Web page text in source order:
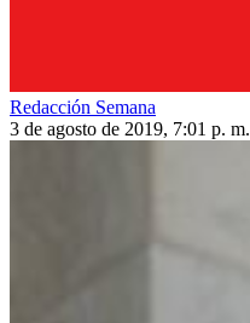
Redacción Semana
3 de agosto de 2019, 7:01 p. m.